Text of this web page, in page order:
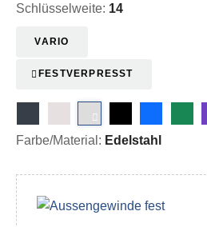
Schlüsselweite: 14
VARIO
FESTVERPRESST
Farbe/Material: Edelstahl